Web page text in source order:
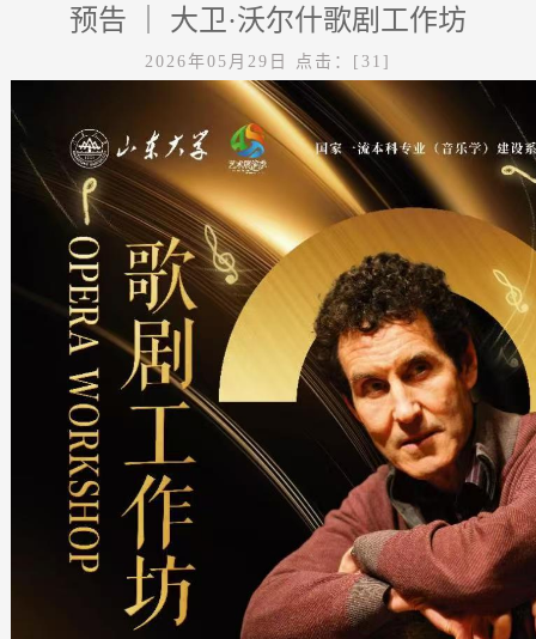
预告 ｜ 大卫·沃尔什歌剧工作坊
2026年05月29日 点击：[ 31 ]